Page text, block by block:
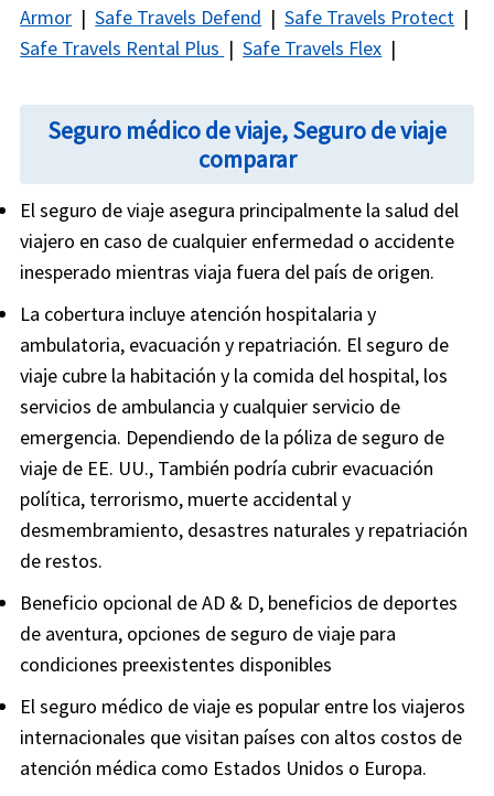
Armor |Safe Travels Defend |Safe Travels Protect |
Safe Travels Rental Plus |Safe Travels Flex |
Seguro médico de viaje, Seguro de viaje
comparar
El seguro de viaje asegura principalmente la salud del
viajero en caso de cualquier enfermedad o accidente
inesperado mientras viaja fuera del país de origen.
La cobertura incluye atención hospitalaria y
ambulatoria, evacuación y repatriación. El seguro de
viaje cubre la habitación y la comida del hospital, los
servicios de ambulancia y cualquier servicio de
emergencia. Dependiendo de la póliza de seguro de
viaje de EE. UU., También podría cubrir evacuación
política, terrorismo, muerte accidental y
desmembramiento, desastres naturales y repatriación
de restos.
Beneficio opcional de AD & D, beneficios de deportes
de aventura, opciones de seguro de viaje para
condiciones preexistentes disponibles
El seguro médico de viaje es popular entre los viajeros
internacionales que visitan países con altos costos de
atención médica como Estados Unidos o Europa.